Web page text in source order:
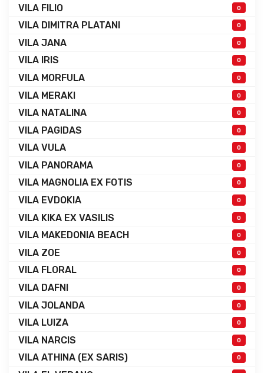
VILA FILIO 0
VILA DIMITRA PLATANI 0
VILA JANA 0
VILA IRIS 0
VILA MORFULA 0
VILA MERAKI 0
VILA NATALINA 0
VILA PAGIDAS 0
VILA VULA 0
VILA PANORAMA 0
VILA MAGNOLIA EX FOTIS 0
VILA EVDOKIA 0
VILA KIKA EX VASILIS 0
VILA MAKEDONIA BEACH 0
VILA ZOE 0
VILA FLORAL 0
VILA DAFNI 0
VILA JOLANDA 0
VILA LUIZA 0
VILA NARCIS 0
VILA ATHINA (EX SARIS) 0